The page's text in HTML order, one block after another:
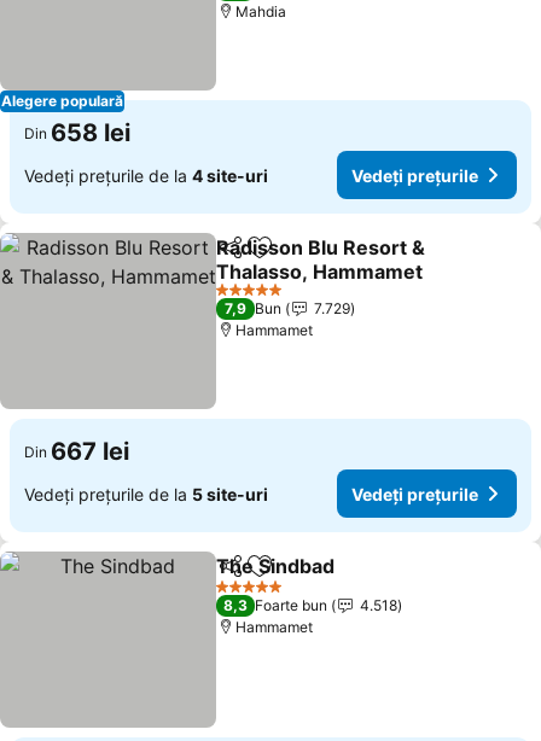
Alegere populară
Mahdia
Din 658 lei
Vedeți prețurile de la 4 site-uri Vedeți prețurile
DistribuițiAdăugaţi la favorite
Radisson Blu Resort &
Thalasso, Hammamet
Vedeți prețurile
5 Stele
7,9 Bun
7.729
Hammamet
Din 667 lei
Vedeți prețurile de la 5 site-uri Vedeți prețurile
DistribuițiAdăugaţi la favorite
The Sindbad
5 Stele
8,3 Foarte bun
4.518
Hammamet